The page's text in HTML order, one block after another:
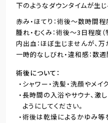
下のようなダウンタイムが生じ
赤み・ほてり：術後～数時間程
腫れ・むくみ：術後～3日程度（
内出血：ほぼ生じませんが、
一時的なしびれ・違和感：数
術後について
シャワー・洗髪・洗顔やメ
長時間の入浴やサウナ、激
ようにしてください。
術後は乾燥によるかゆみ等